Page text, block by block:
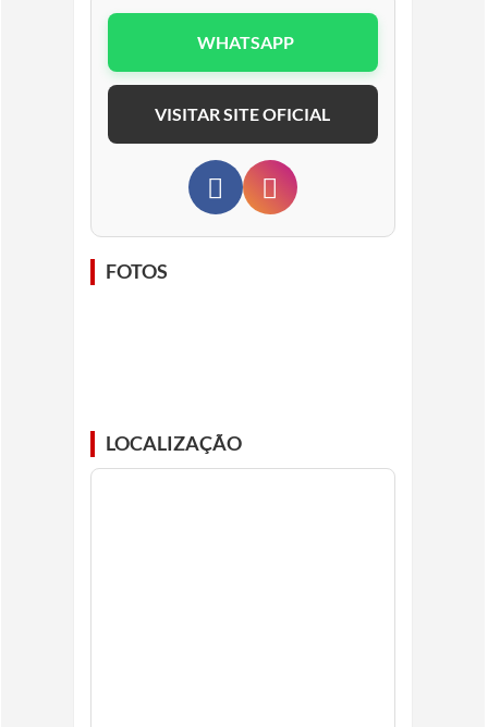
WHATSAPP
VISITAR SITE OFICIAL
FOTOS
LOCALIZAÇÃO